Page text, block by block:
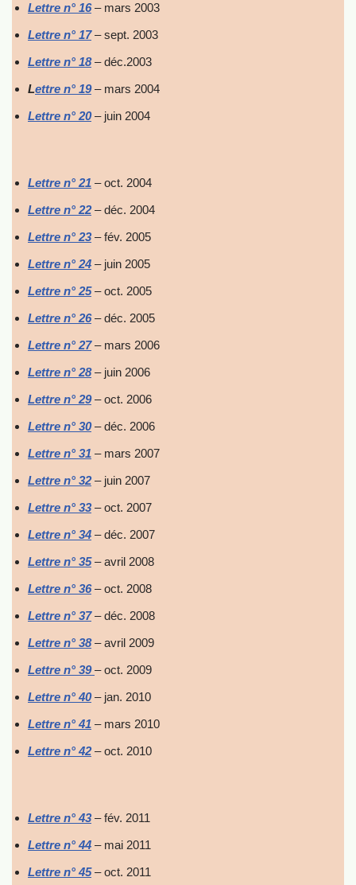
Lettre n° 16– mars 2003
Lettre n° 17– sept. 2003
Lettre n° 18– déc.2003
Lettre n° 19– mars 2004
Lettre n° 20– juin 2004
Lettre n° 21 – oct. 2004
Lettre n° 22– déc. 2004
Lettre n° 23– fév. 2005
Lettre n° 24 – juin 2005
Lettre n° 25– oct. 2005
Lettre n° 26– déc. 2005
Lettre n° 27– mars 2006
Lettre n° 28– juin 2006
Lettre n° 29– oct. 2006
Lettre n° 30– déc. 2006
Lettre n° 31 – mars 2007
Lettre n° 32– juin 2007
Lettre n° 33– oct. 2007
Lettre n° 34 – déc. 2007
Lettre n° 35– avril 2008
Lettre n° 36– oct. 2008
Lettre n° 37– déc. 2008
Lettre n° 38– avril 2009
Lettre n° 39 – oct. 2009
Lettre n° 40– jan. 2010
Lettre n° 41 – mars 2010
Lettre n° 42– oct. 2010
Lettre n° 43– fév. 2011
Lettre n° 44 – mai 2011
Lettre n° 45– oct. 2011